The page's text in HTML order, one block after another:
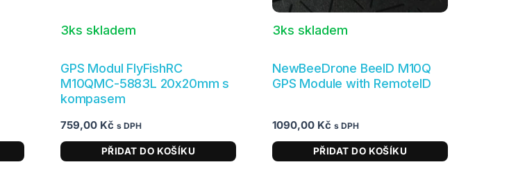
3ks skladem
GPS Modul FlyFishRC
M10QMC-5883L 20x20mm s
kompasem
759,00 Kč s DPH
PŘIDAT DO KOŠÍKU
3ks skladem
NewBeeDrone BeeID M10Q
GPS Module with RemoteID
1090,00 Kč s DPH
PŘIDAT DO KOŠÍKU